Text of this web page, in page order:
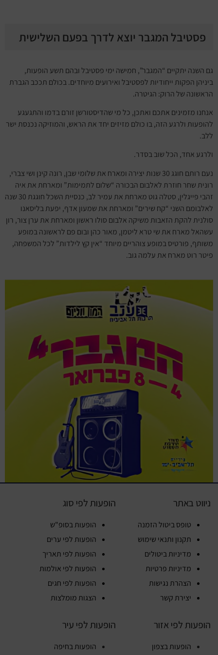
פסטיבל המגבר יוצא לדרך בפעם השלישית
גם השנה יתקיים “המגבר”, חמישה ימי פסטיבל ובהם תשע הופעות,
ביניהן הפקות ייחודיות לפסטיבל ואירועים מיוחדים. בכולם תככב הגברת
הראשונה של הרוק: הגיטרה.
אנחנו מזמינים אתכם ואתכן, כל מי שהדיסטורשן זורם בדמו והתגעגע
להופעות ולרגע הזה, בו כולם מזיזים יחד את הראש, והמוזיקה נכנסת ישר
ללב.
ולרגע אחד, הכל שוב בסדר.
נעם רותם חוגג 30 שנות יצירה ומארח את שלומי שבן, רונה קינן ושי צברי,
רונית שחר חוזרת לאלבום הבכורה “שלום לתמימות” ומארחת את איה
זהבי פייגלין, סטלה גוט מארחת את עמיר לב, כנסיית השכל חוגגת 30 שנה
לאלבומם השני “קח שירים” ומארחת את שמעון אדף, יפעת בליסאנו
סולנית להקת הזאבות משיקה אלבום סולו ראשון ומארחת את ערן צור, רון
עשהאל מארח את שי טרא ליטמן, מאור כהן ובום פם לראשונה במופע
משותף, פורטיס במופע צוהריים מיוחד “אין קץ לילדות” לכל המשפחה,
פיטר רוט מארח את עלמה גוב.
ניווט באתר
טופס ביטול הזמנה
תקנון ותנאי שימוש
מדיניות ביטולים
מדיניות פרטיות
הצהרת נגישות
יצירת קשר
הופעות לפי סוג
הופעות בסופ"ש
הופעות לפי ערים
הופעות לפי תאריך
הופעות לפי אולמות
הופעות לפי חגים
הצגות מומלצות
הופעות לפי אזור
הופעות בצפון
הופעות לפי עיר
הופעות בחיפה